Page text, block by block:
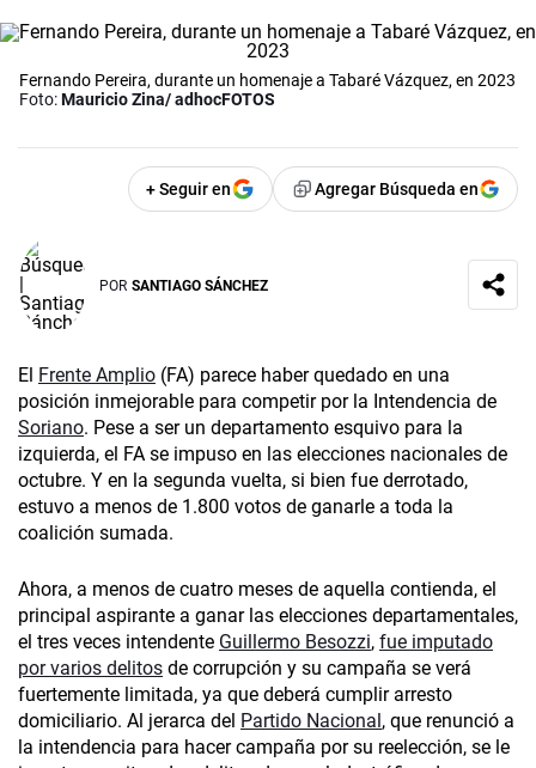
Fernando Pereira, durante un homenaje a Tabaré Vázquez, en 2023
Foto:Mauricio Zina/ adhocFOTOS
+ Seguir en Agregar Búsqueda en
POR SANTIAGO SÁNCHEZ
El Frente Amplio (FA) parece haber quedado en una
posición inmejorable para competir por la Intendencia de
Soriano. Pese a ser un departamento esquivo para la
izquierda, el FA se impuso en las elecciones nacionales de
octubre. Y en la segunda vuelta, si bien fue derrotado,
estuvo a menos de 1.800 votos de ganarle a toda la
coalición sumada.
Ahora, a menos de cuatro meses de aquella contienda, el
principal aspirante a ganar las elecciones departamentales,
el tres veces intendente Guillermo Besozzi, fue imputado
por varios delitos de corrupción y su campaña se verá
fuertemente limitada, ya que deberá cumplir arresto
domiciliario. Al jerarca del Partido Nacional, que renunció a
la intendencia para hacer campaña por su reelección, se le